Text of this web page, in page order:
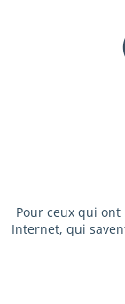
Pour ceux qui
Internet, qui